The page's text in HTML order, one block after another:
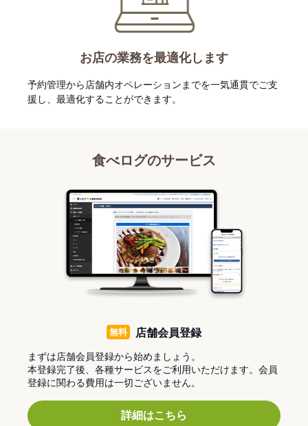
お店の業務を最適化します
予約管理から店舗内オペレーションまでを一気通貫でご支
援し、最適化することができます。
食べログのサービス
無料 店舗会員登録
まずは店舗会員登録から始めましょう。
本登録完了後、各種サービスをご利用いただけます。会員
登録に関わる費用は一切ございません。
詳細はこちら